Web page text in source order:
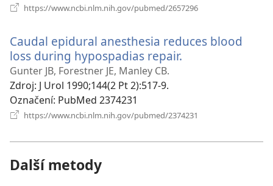
https://www.ncbi.nlm.nih.gov/pubmed/2657296
Caudal epidural anesthesia reduces blood
loss during hypospadias repair.
Gunter JB, Forestner JE, Manley CB.
Zdroj‎: J Urol 1990;144(2 Pt 2):517-9.
Označení‎: PubMed 2374231
https://www.ncbi.nlm.nih.gov/pubmed/2374231
Další metody